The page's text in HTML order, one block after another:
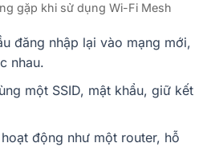
gặp khi sử dụng Wi-Fi Mesh
đăng nhập lại vào mạng mới,
nhau.
một SSID, mật khẩu, giữ kết
động như một router, hỗ